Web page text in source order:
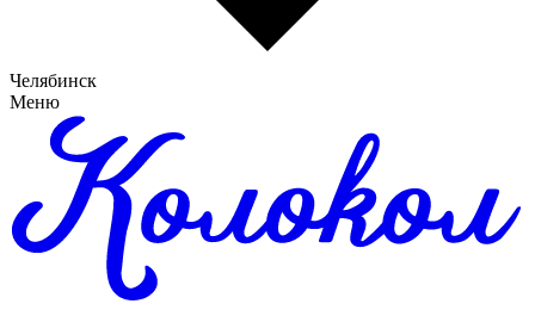
Челябинск
Меню